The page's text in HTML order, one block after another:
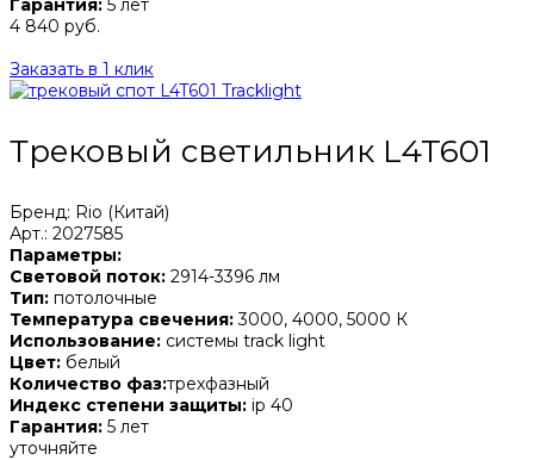
Гарантия: 5 лет
4 840 руб.
Заказать в 1 клик
Трековый светильник L4T601
Бренд: Rio (Китай)
Арт.: 2027585
Параметры:
Световой поток: 2914-3396 лм
Тип: потолочные
Температура свечения:3000, 4000, 5000 К
Использование: системы track light
Цвет: белый
Количество фаз:трехфазный
Индекс степени защиты: ip 40
Гарантия: 5 лет
уточняйте